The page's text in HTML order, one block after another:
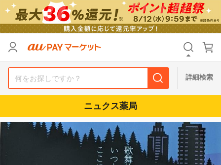
詳細検索
ニュクス薬局
支払い方法
送料無料 タイムセール
ポイントUPセレクトのみ